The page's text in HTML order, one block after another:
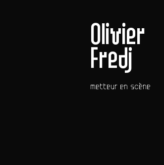
metteur en scène
Olivier
Fredj